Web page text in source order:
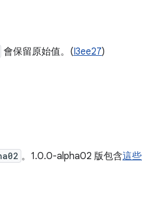
會保留原始值。(I3ee27)
。1.0.0-alpha02 版包含這